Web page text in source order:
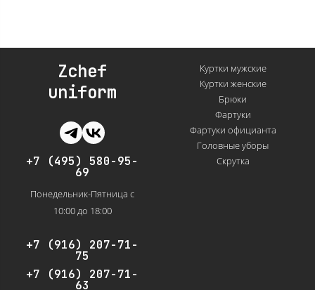
Zchef
uniform
+7 (495) 580-95-
69
Понедельник-Пятница с
10:00 до 18:00
+7 (916) 207-71-
75
+7 (916) 207-71-
63
Куртки мужские
Куртки женские
Брюки
Фартуки
Фартуки официанта
Головные уборы
Скрутка